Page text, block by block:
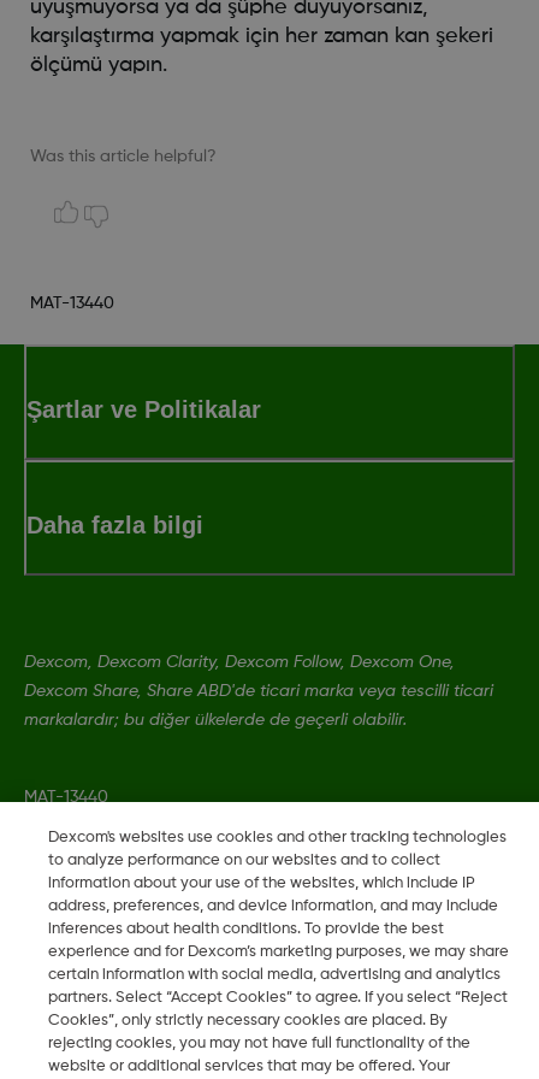
uyuşmuyorsa ya da şüphe duyuyorsanız,
karşılaştırma yapmak için her zaman kan şekeri
ölçümü yapın.
Was this article helpful?
MAT-13440
Şartlar ve Politikalar
Daha fazla bilgi
Dexcom, Dexcom Clarity, Dexcom Follow, Dexcom One,
Dexcom Share, Share ABD'de ticari marka veya tescilli ticari
markalardır; bu diğer ülkelerde de geçerli olabilir.
MAT-13440
2026 Dexcom, Inc. Tüm hakları saklıdır.
TR
Bölgeyi Değiştir
Dexcom's websites use cookies and other tracking technologies
to analyze performance on our websites and to collect
information about your use of the websites, which include IP
address, preferences, and device information, and may include
inferences about health conditions. To provide the best
experience and for Dexcom’s marketing purposes, we may share
certain information with social media, advertising and analytics
partners. Select “Accept Cookies” to agree. If you select “Reject
Cookies”, only strictly necessary cookies are placed. By
rejecting cookies, you may not have full functionality of the
website or additional services that may be offered. Your